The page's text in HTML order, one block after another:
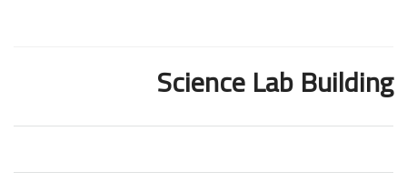
Science Lab Building